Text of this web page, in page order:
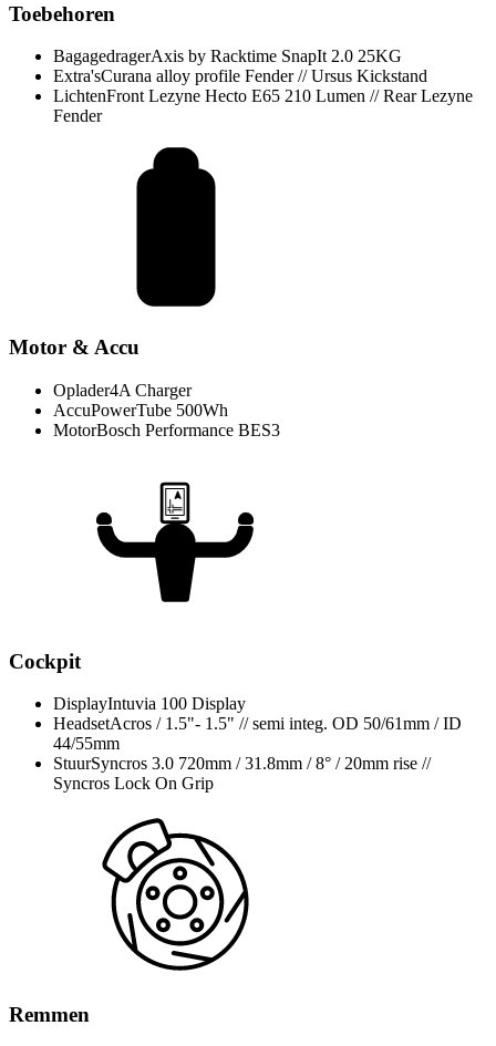
Toebehoren
BagagedragerAxis by Racktime SnapIt 2.0 25KG
Extra'sCurana alloy profile Fender // Ursus Kickstand
LichtenFront Lezyne Hecto E65 210 Lumen // Rear Lezyne
Fender
Motor & Accu
Oplader4A Charger
AccuPowerTube 500Wh
MotorBosch Performance BES3
Cockpit
DisplayIntuvia 100 Display
HeadsetAcros / 1.5"- 1.5" // semi integ. OD 50/61mm / ID
44/55mm
StuurSyncros 3.0 720mm / 31.8mm / 8° / 20mm rise //
Syncros Lock On Grip
Remmen